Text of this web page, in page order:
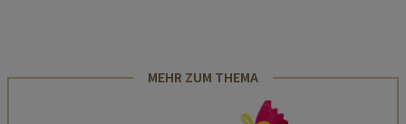
MEHR ZUM THEMA